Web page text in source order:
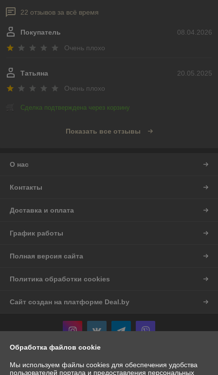
22 отзывов за всё время
08.04.2026
Покупатель
Очень плохо
20.05.2025
Татьяна
Очень плохо
Сделка подтверждена через корзину
Показать все отзывы
О нас
Контакты
Доставка и оплата
График работы
Полная версия сайта
Политика обработки cookies
Сайт создан на платформе Deal.by
Информация для покупателя
Обработка файлов cookie
Мы используем файлы cookies для обеспечения удобства
пользователей портала и предоставления персональных